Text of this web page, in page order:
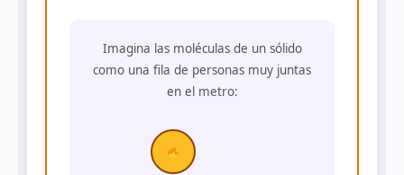
Imagina las moléculas de un sólido
como una fila de personas muy juntas
en el metro: